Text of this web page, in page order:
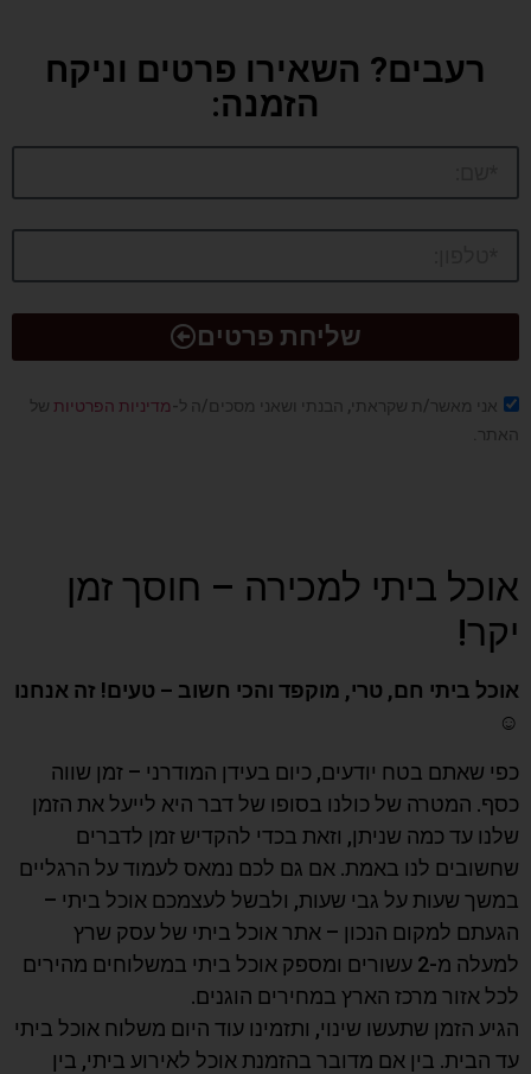
רעבים? השאירו פרטים וניקח
הזמנה:
אני מאשר/ת שקראתי, הבנתי ושאני מסכים/ה ל-מדיניות הפרטיות של
האתר.
שליחת פרטים
אוכל ביתי למכירה – חוסך זמן
יקר!
אוכל ביתי חם, טרי, מוקפד והכי חשוב – טעים! זה אנחנו
☺️
כפי שאתם בטח יודעים, כיום בעידן המודרני – זמן שווה
כסף. המטרה של כולנו בסופו של דבר היא לייעל את הזמן
שלנו עד כמה שניתן, וזאת בכדי להקדיש זמן לדברים
שחשובים לנו באמת. אם גם לכם נמאס לעמוד על הרגליים
במשך שעות על גבי שעות, ולבשל לעצמכם אוכל ביתי –
הגעתם למקום הנכון – אתר אוכל ביתי של עסק שרץ
למעלה מ-2 עשורים ומספק אוכל ביתי במשלוחים מהירים
לכל אזור מרכז הארץ במחירים הוגנים.
הגיע הזמן שתעשו שינוי, ותזמינו עוד היום משלוח אוכל ביתי
עד הבית. בין אם מדובר בהזמנת אוכל לאירוע ביתי, בין